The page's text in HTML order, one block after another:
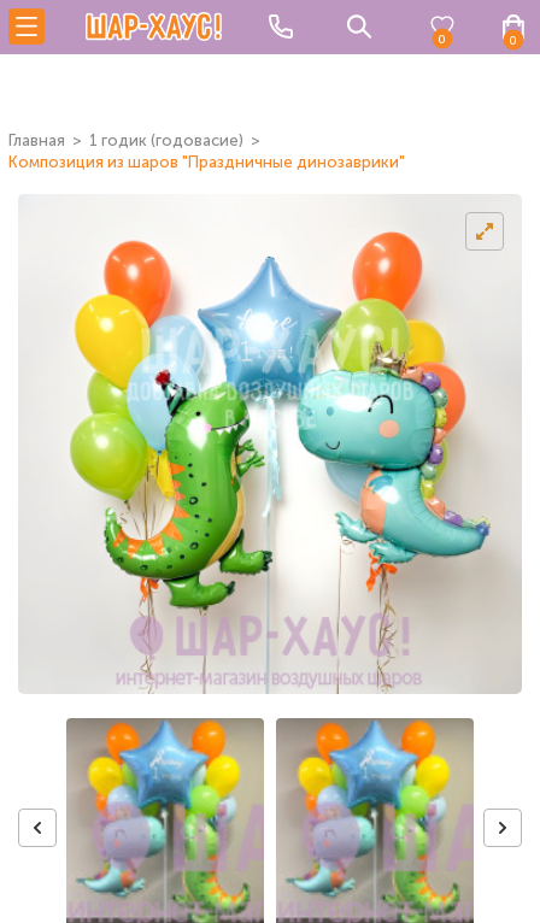
0 0
Главная
1 годик (годовасие)
Композиция из шаров "Праздничные динозаврики"